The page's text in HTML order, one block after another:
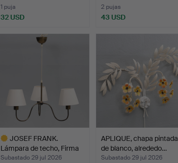
1 puja
32 USD
2 pujas
43 USD
JOSEF FRANK.
Lámpara de techo, Firma
Svens…
Subastado 29 jul 2026
APLIQUE, chapa pintada
de blanco, alrededo…
Subastado 29 jul 2026